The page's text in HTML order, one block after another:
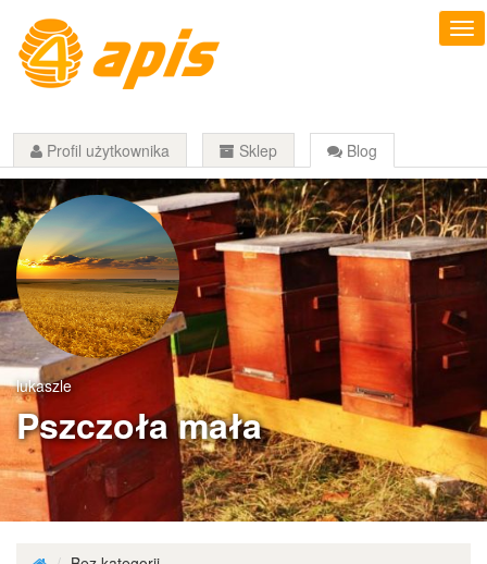
Profil użytkownika Sklep Blog
lukaszle
Pszczoła mała